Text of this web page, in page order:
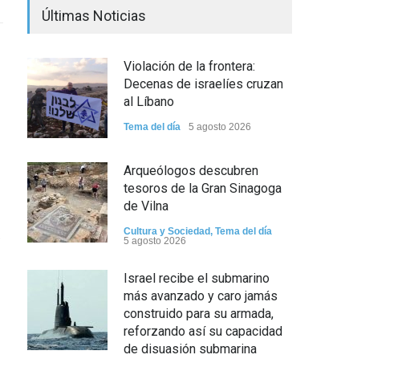
Últimas Noticias
Violación de la frontera:
Decenas de israelíes cruzan
al Líbano
Tema del día 5 agosto 2026
Arqueólogos descubren
tesoros de la Gran Sinagoga
de Vilna
Cultura y Sociedad, Tema del día
5 agosto 2026
Israel recibe el submarino
más avanzado y caro jamás
construido para su armada,
reforzando así su capacidad
de disuasión submarina